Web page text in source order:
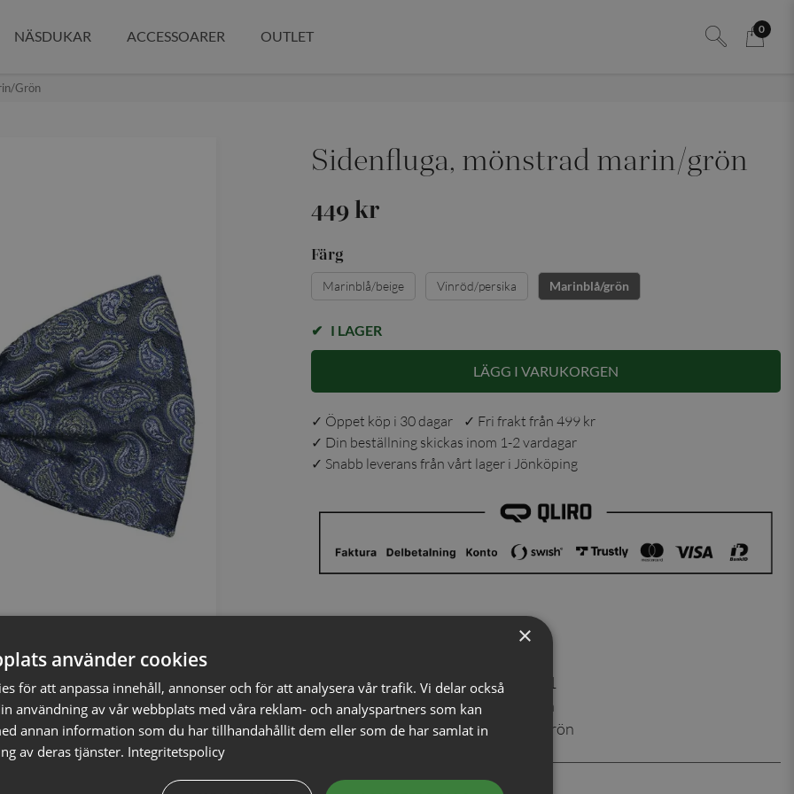
0
NÄSDUKAR ACCESSOARER OUTLET
grön
Sidenfluga, mönstrad marin/grön
449 kr
Färg
Marinblå/beige Vinröd/persika Marinblå/grön
I LAGER
LÄGG I VARUKORGEN
✓ Öppet köp i 30 dagar ✓ Fri frakt från 499 kr
✓ Din beställning skickas inom 1-2 vardagar
✓ Snabb leverans från vårt lager i Jönköping
Artikelnummer:
730243621
Material:
100% siden
Färg: Marinblå/grön
×
använder cookies
för att anpassa innehåll, annonser och för att analysera vår trafik. Vi delar också
användning av vår webbplats med våra reklam- och analyspartners som kan
annan information som du har tillhandahållit dem eller som de har samlat in
av deras tjänster. Integritetspolicy